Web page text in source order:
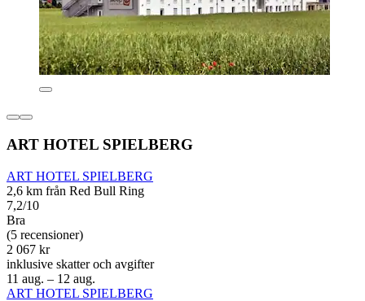
ART HOTEL SPIELBERG
ART HOTEL SPIELBERG
2,6 km från Red Bull Ring
7,2/10
Bra
(5 recensioner)
2 067 kr
inklusive skatter och avgifter
11 aug. – 12 aug.
ART HOTEL SPIELBERG